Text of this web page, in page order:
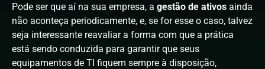
Pode ser que aí na sua empresa, a gestão de ativos ainda
não aconteça periodicamente, e, se for esse o caso, talvez
seja interessante reavaliar a forma com que a prática
está sendo conduzida para garantir que seus
equipamentos de TI fiquem sempre à disposição,